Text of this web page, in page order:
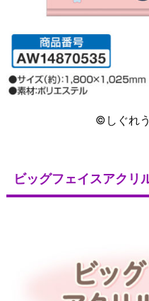
©しぐれ
ビッグフェイスアクリ